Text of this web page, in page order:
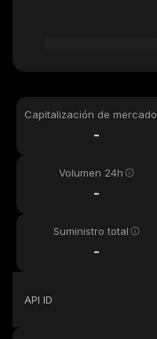
Capitalización de mercado
-
Volumen 24h
-
Suministro total
-
API ID